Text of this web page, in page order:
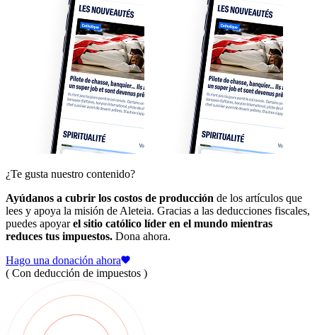
¿Te gusta nuestro contenido?
Ayúdanos a cubrir los costos de producción de los artículos que
lees y apoya la misión de Aleteia. Gracias a las deducciones fiscales,
puedes apoyarel sitio católico líder en el mundo mientras
reduces tus impuestos. Dona ahora.
Hago una donación ahora
( Con deducción de impuestos )